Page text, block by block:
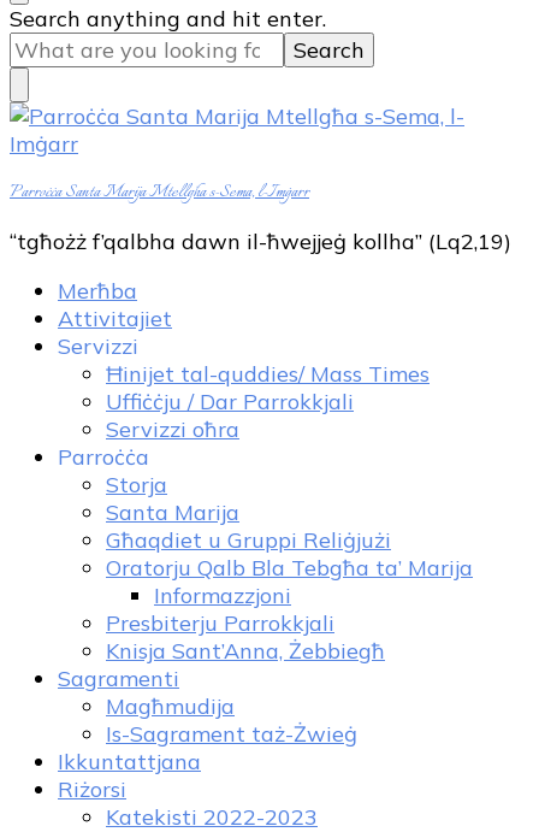
Looking
for
Something?
Search anything and hit enter.
Parroċċa Santa Marija Mtellgħa s-Sema, l-Imġarr
“tgħożż f’qalbha dawn il-ħwejjeġ kollha” (Lq2,19)
Merħba
Attivitajiet
Servizzi
Ħinijet tal-quddies/ Mass Times
Uffiċċju / Dar Parrokkjali
Servizzi oħra
Parroċċa
Storja
Santa Marija
Għaqdiet u Gruppi Reliġjużi
Oratorju Qalb Bla Tebgħa ta’ Marija
Informazzjoni
Presbiterju Parrokkjali
Knisja Sant’Anna, Żebbiegħ
Sagramenti
Magħmudija
Is-Sagrament taż-Żwieġ
Ikkuntattjana
Riżorsi
Katekisti 2022-2023